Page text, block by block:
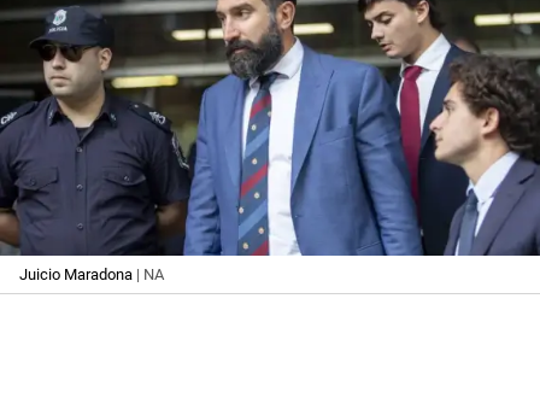
Juicio Maradona | NA